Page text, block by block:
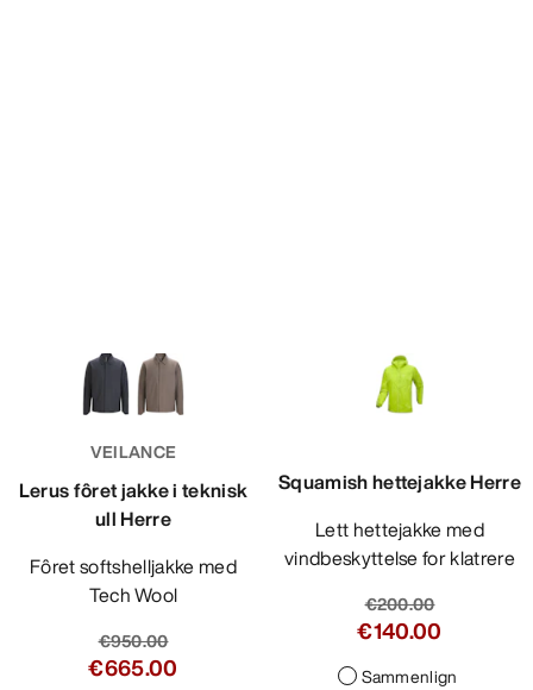
VEILANCE
Lerus fôret jakke i teknisk
ull Herre
Fôret softshelljakke med
Tech Wool
€950.00
€665.00
Squamish hettejakke Herre
Lett hettejakke med
vindbeskyttelse for klatrere
€200.00
€140.00
Sammenlign